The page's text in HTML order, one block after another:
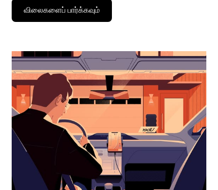
கீழ்நோக்கிய
அம்புக்குறியை
அழுத்தி
தேர்ந்தெடுக்கவும்.
மூட
எஸ்கேப்
பொத்தான்
அழுத்தவும்.
விலைகளைப் பார்க்கவும்